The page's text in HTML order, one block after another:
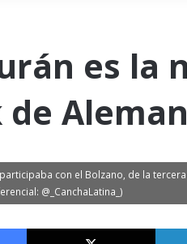
es la
con el Bolzano, de la
@_CanchaLatina_)
Facebook X